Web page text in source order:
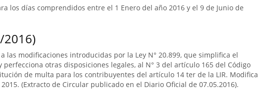
los días comprendidos entre el 1 Enero del año 2016 y el 9 de Junio de
2016)
las modificaciones introducidas por la Ley N° 20.899, que simplifica el
otras disposiciones legales, al N° 3 del artículo 165 del Código
de multa para los contribuyentes del artículo 14 ter de la LIR. Modifica
(Extracto de Circular publicado en el Diario Oficial de 07.05.2016).